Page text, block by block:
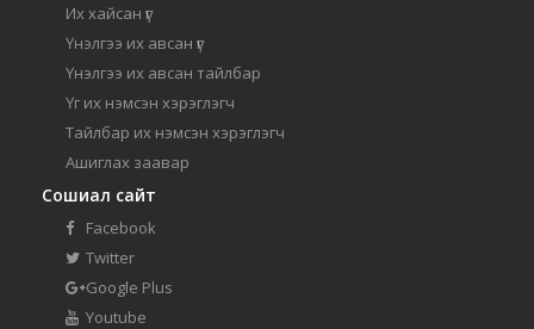
Их хайсан үг
Үнэлгээ их авсан үг
Үнэлгээ их авсан тайлбар
Үг их нэмсэн хэрэглэгч
Тайлбар их нэмсэн хэрэглэгч
Ашиглах заавар
Сошиал сайт
Facebook
Twitter
Google Plus
Youtube